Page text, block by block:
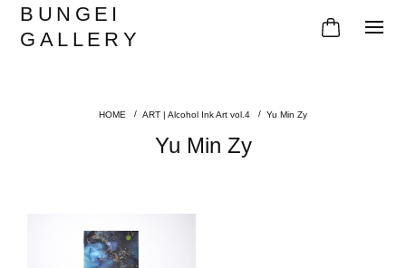
BUNGEI
GALLERY
ART | Alcohol Ink Art vol.4 Yu Min Zy
Yu Min Zy